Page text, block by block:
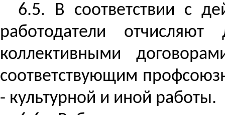
6.5. В соответствии с
работодатели
коллективными
соответствующим
- культурной и иной работы.